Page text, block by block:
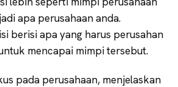
apa perusahaan anda.
berisi apa yang harus perusahan
mencapai mimpi tersebut.
pada perusahaan, menjelaskan